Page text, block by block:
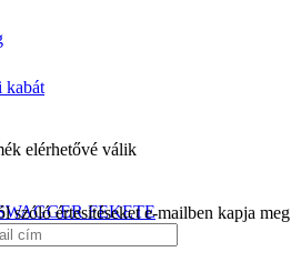
FEKETE
elérhetővé válik
szóló értesítéseket e-mailben kapja meg